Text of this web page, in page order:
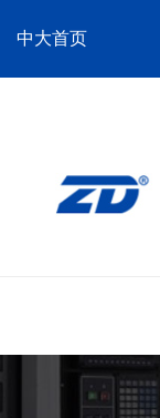
中大首页